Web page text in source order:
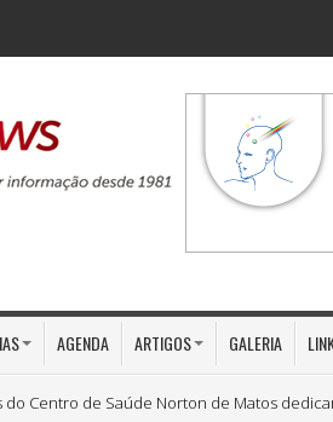
AGENDA ARTIGOS GALERIA
Centro de Saúde Norton de Matos